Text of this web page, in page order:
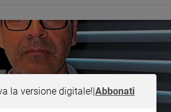
la versione digitale!|Abbonati